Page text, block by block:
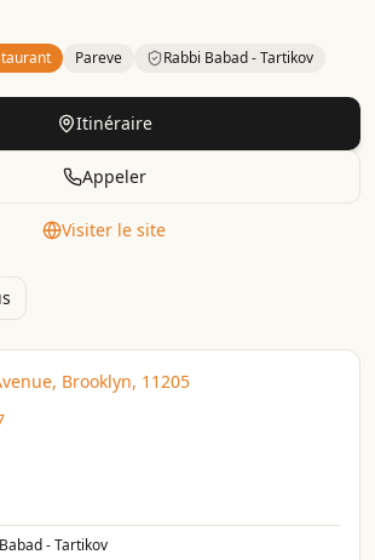
Pareve Rabbi Babad - Tartikov
Category: Parve.
Itinéraire
Appeler
Visiter le site
Brooklyn, 11205
- Tartikov